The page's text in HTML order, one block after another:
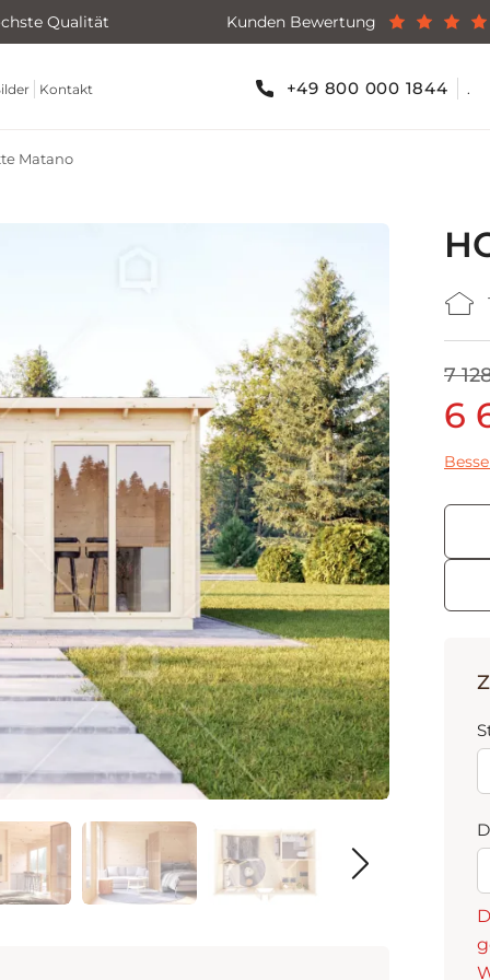
Qualität Kunden Bewertung
Kontakt +49 800 000 1844 .
Matano
7
6